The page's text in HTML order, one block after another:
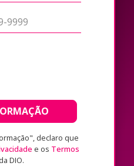
declaro que
e os Termos
da DIO.